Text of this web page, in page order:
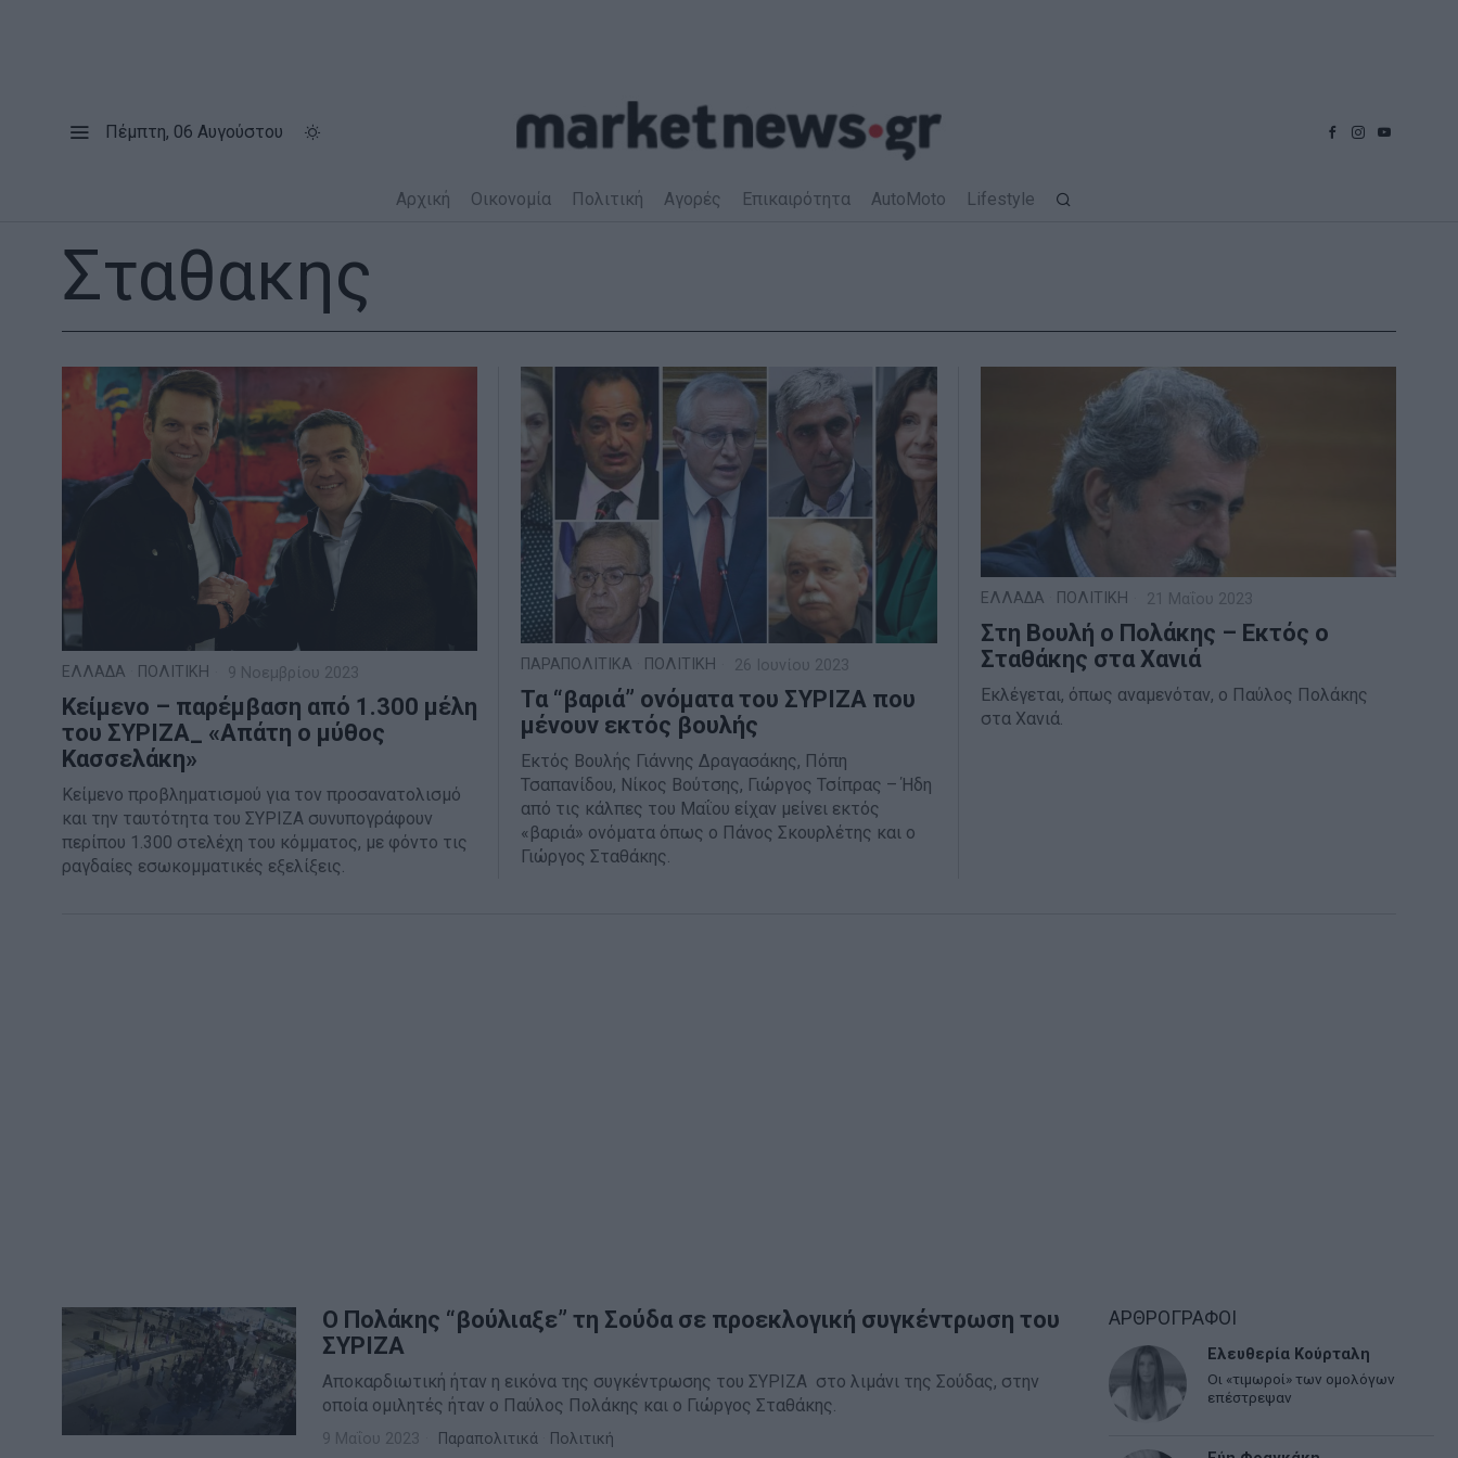
Πέμπτη, 06 Αυγούστου
Αρχική Οικονομία Πολιτική Αγορές Επικαιρότητα AutoMoto Lifestyle
Σταθακης
ΕΛΛΑΔΑ ΠΟΛΙΤΙΚΗ 9 Νοεμβρίου 2023
Κείμενο – παρέμβαση από 1.300 μέλη
του ΣΥΡΙΖΑ_ «Απάτη ο μύθος
Κασσελάκη»
Κείμενο προβληματισμού για τον προσανατολισμό
και την ταυτότητα του ΣΥΡΙΖΑ συνυπογράφουν
περίπου 1.300 στελέχη του κόμματος, με φόντο τις
ραγδαίες εσωκομματικές εξελίξεις.
ΠΑΡΑΠΟΛΙΤΙΚΑ ΠΟΛΙΤΙΚΗ 26 Ιουνίου 2023
Τα “βαριά” ονόματα του ΣΥΡΙΖΑ που
μένουν εκτός βουλής
Εκτός Βουλής Γιάννης Δραγασάκης, Πόπη
Τσαπανίδου, Νίκος Βούτσης, Γιώργος Τσίπρας – Ήδη
από τις κάλπες του Μαΐου είχαν μείνει εκτός
«βαριά» ονόματα όπως ο Πάνος Σκουρλέτης και ο
Γιώργος Σταθάκης.
ΕΛΛΑΔΑ ΠΟΛΙΤΙΚΗ 21 Μαΐου 2023
Στη Βουλή ο Πολάκης – Εκτός ο
Σταθάκης στα Χανιά
Εκλέγεται, όπως αναμενόταν, ο Παύλος Πολάκης
στα Χανιά.
Ο Πολάκης “βούλιαξε” τη Σούδα σε προεκλογική συγκέντρωση του
ΣΥΡΙΖΑ
Αποκαρδιωτική ήταν η εικόνα της συγκέντρωσης του ΣΥΡΙΖΑ στο λιμάνι της Σούδας, στην
οποία ομιλητές ήταν ο Παύλος Πολάκης και ο Γιώργος Σταθάκης.
9 Μαΐου 2023 Παραπολιτικά Πολιτική
ΑΡΘΡΟΓΡΑΦΟΙ
Ελευθερία Κούρταλη
Οι «τιμωροί» των ομολόγων
επέστρεψαν